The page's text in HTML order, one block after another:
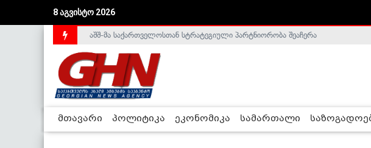
8 აგვისტო 2026
საქართველოს დე-ფაქტო მთავრობა არალეგიტიმურია - ჰელსინკის კომისია
აშშ-მა საქართველოსთან სტრატეგიული პარტნიორობა შეაჩერა
მთავარი პოლიტიკა ეკონომიკა სამართალი